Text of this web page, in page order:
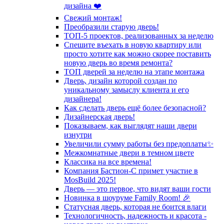
дизайна ❤️
Свежий монтаж!
Преобразили старую дверь!
ТОП-5 проектов, реализованных за неделю
Спешите въехать в новую квартиру или
просто хотите как можно скорее поставить
новую дверь во время ремонта?
ТОП дверей за неделю на этапе монтажа
Дверь, дизайн которой создан по
уникальному замыслу клиента и его
дизайнера!
Как сделать дверь ещё более безопасной?
Дизайнерская дверь!
Показываем, как выглядят наши двери
изнутри
Увеличили сумму работы без предоплаты✨
Межкомнатные двери в темном цвете
Классика на все времена!
Компания Бастион-С примет участие в
MosBuild 2025!
Дверь — это первое, что видят ваши гости
Новинка в шоуруме Family Room! 🎉
Статусная дверь, которая не боится влаги
Технологичность, надежность и красота -